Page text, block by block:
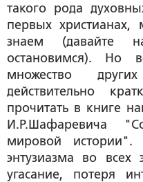
такого рода
первых
знаем (давайте
остановимся). Но
множество
действительно
прочитать в книге
И.Р.Шафаревича
мировой
энтузиазма во всех
угасание, потеря